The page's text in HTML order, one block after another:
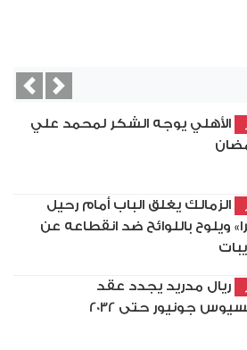
الأهلي يوجه الشكر لمحمد علي
الزمالك يغلق الباب أمام رحيل
ويلوح باللوائح ضد انقطاعه عن
ريال مدريد يجدد عقد
جونيور حتى 2032
Next